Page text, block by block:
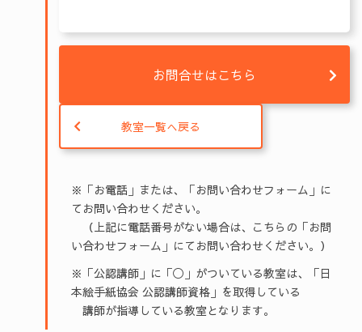
お問合せはこちら
教室一覧へ戻る
※「お電話」または、「お問い合わせフォーム」に
てお問い合わせください。
（上記に電話番号がない場合は、こちらの「お問
い合わせフォーム」にてお問い合わせください。）
※「公認講師」に「◯」がついている教室は、「日
本絵手紙協会 公認講師資格」を取得している
講師が指導している教室となります。